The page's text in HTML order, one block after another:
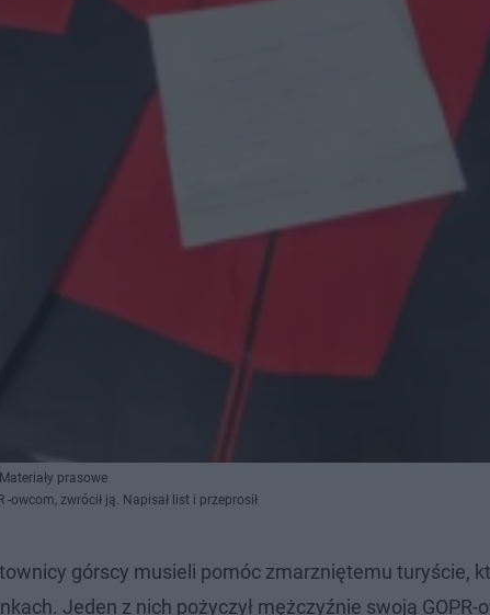
prasowe
-owcom, zwrócił ją. Napisał list i przeprosił
górscy musieli pomóc zmarzniętemu turyście,
Jeden z nich pożyczył mężczyźnie swoją